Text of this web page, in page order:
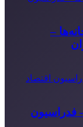
–
امین‌الضرب 1402 – فدراسیون